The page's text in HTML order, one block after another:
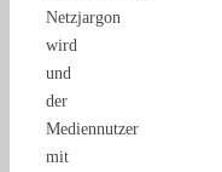
Netzjargon
wird
und
der
Mediennutzer
mit